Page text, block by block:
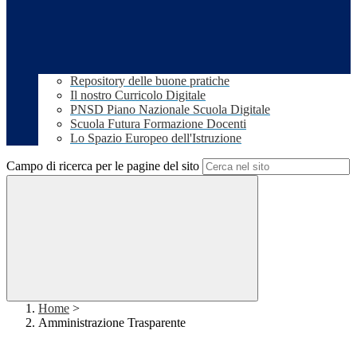
Repository delle buone pratiche
Il nostro Curricolo Digitale
PNSD Piano Nazionale Scuola Digitale
Scuola Futura Formazione Docenti
Lo Spazio Europeo dell'Istruzione
Campo di ricerca per le pagine del sito
Home >
Amministrazione Trasparente